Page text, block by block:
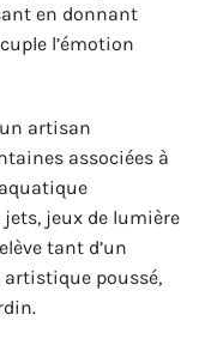
en donnant
l’émotion
artisan
associées à
jeux de lumière
tant d’un
artistique poussé,